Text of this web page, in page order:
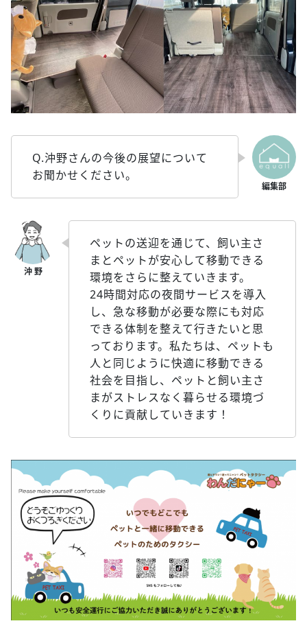
Q.沖野さんの今後の展望について
お聞かせください。
ペットの送迎を通じて、飼い主さ
まとペットが安心して移動できる
環境をさらに整えていきます。
24時間対応の夜間サービスを導入
し、急な移動が必要な際にも対応
できる体制を整えて行きたいと思
っております。私たちは、ペットも
人と同じように快適に移動できる
社会を目指し、ペットと飼い主さ
まがストレスなく暮らせる環境づ
くりに貢献していきます！